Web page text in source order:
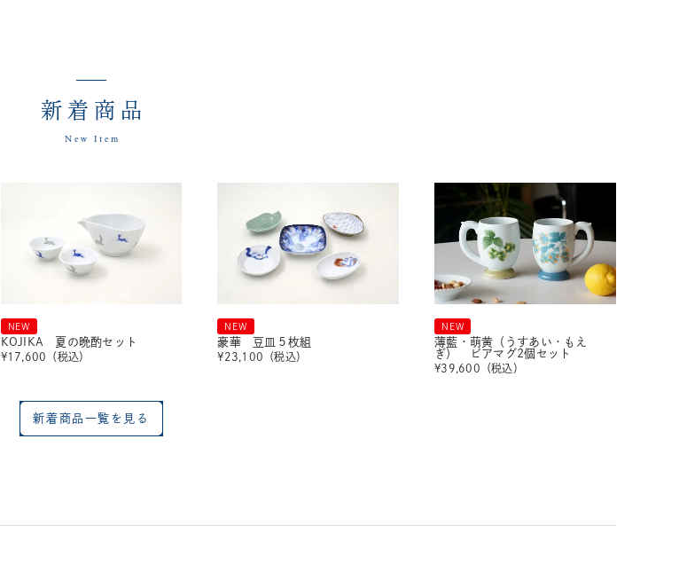
新着商品
New Item
NEW
KOJIKA 夏の晩酌セット
¥17,600 （税込）
NEW
豪華 豆皿５枚組
¥23,100 （税込）
NEW
薄藍・萌黄（うすあい・もえ
ぎ） ビアマグ2個セット
¥39,600 （税込）
新着商品一覧を見る